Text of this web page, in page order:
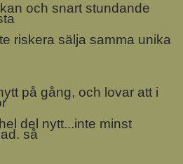
och snart stundande
riskera sälja samma unika
på gång, och lovar att i
del nytt...inte minst
så